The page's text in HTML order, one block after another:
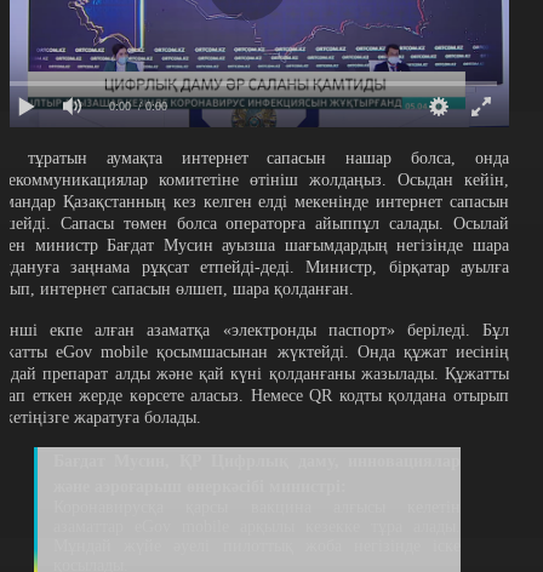
0:00 / 0:00
тұратын аумақта интернет сапасын нашар болса, онда
комитетіне өтініш жолдаңыз. Осыдан кейін,
Қазақстанның кез келген елді мекенінде интернет сапасын
Сапасы төмен болса операторға айыппұл салады. Осылай
министр Бағдат Мусин ауызша шағымдардың негізінде шара
заңнама рұқсат етпейді-деді. Министр, бірқатар ауылға
интернет сапасын өлшеп, шара қолданған.
екпе алған азаматқа «электронды паспорт» беріледі. Бұл
eGov mobile қосымшасынан жүктейді. Онда құжат иесінің
препарат алды және қай күні қолданғаны жазылады. Құжатты
еткен жерде көрсете аласыз. Немесе QR кодты қолдана отырып
жаратуға болады.